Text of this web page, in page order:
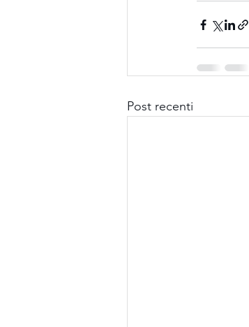
Post recenti